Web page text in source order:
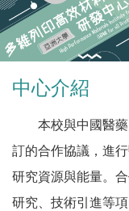
中心介紹
本校與中國醫藥
訂的合作協議，進
研究資源與能量。
研究、技術引進等